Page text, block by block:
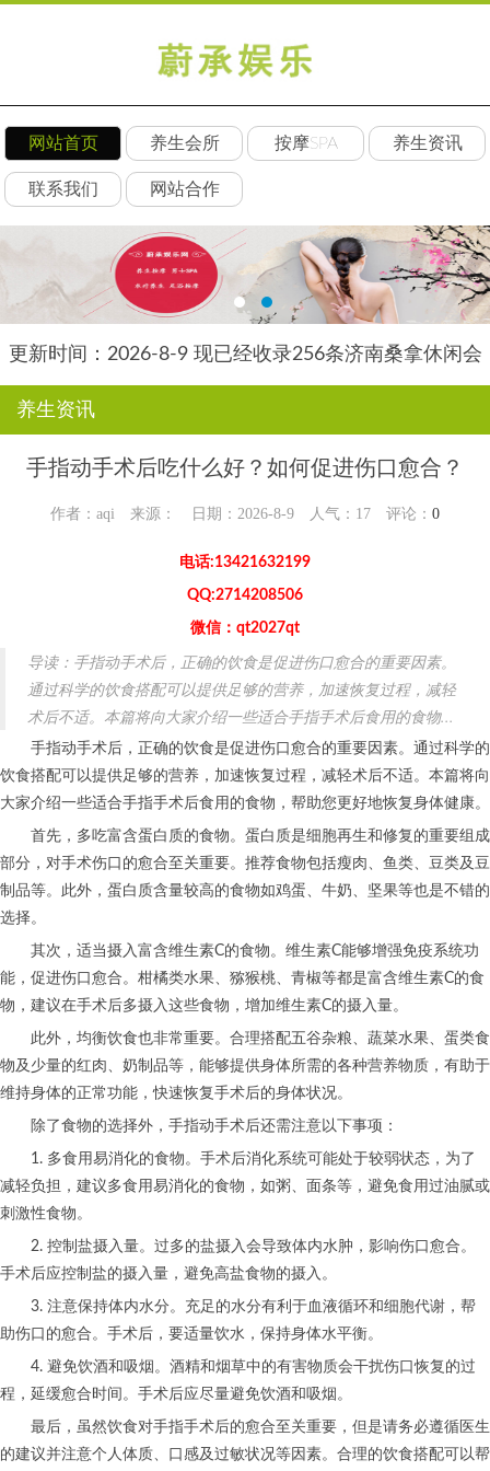
网站首页 养生会所 按摩SPA 养生资讯
联系我们 网站合作
更新时间：2026-8-9 现已经收录256条济南桑拿休闲会
养生资讯
手指动手术后吃什么好？如何促进伤口愈合？
作者：aqi 来源： 日期：2026-8-9 人气： 17 评论： 0
电话:13421632199
QQ:2714208506
微信：qt2027qt
导读：手指动手术后，正确的饮食是促进伤口愈合的重要因素。
通过科学的饮食搭配可以提供足够的营养，加速恢复过程，减轻
术后不适。本篇将向大家介绍一些适合手指手术后食用的食物...
手指动手术后，正确的饮食是促进伤口愈合的重要因素。通过科学的
饮食搭配可以提供足够的营养，加速恢复过程，减轻术后不适。本篇将向
大家介绍一些适合手指手术后食用的食物，帮助您更好地恢复身体健康。
首先，多吃富含蛋白质的食物。蛋白质是细胞再生和修复的重要组成
部分，对手术伤口的愈合至关重要。推荐食物包括瘦肉、鱼类、豆类及豆
制品等。此外，蛋白质含量较高的食物如鸡蛋、牛奶、坚果等也是不错的
选择。
其次，适当摄入富含维生素C的食物。维生素C能够增强免疫系统功
能，促进伤口愈合。柑橘类水果、猕猴桃、青椒等都是富含维生素C的食
物，建议在手术后多摄入这些食物，增加维生素C的摄入量。
此外，均衡饮食也非常重要。合理搭配五谷杂粮、蔬菜水果、蛋类食
物及少量的红肉、奶制品等，能够提供身体所需的各种营养物质，有助于
维持身体的正常功能，快速恢复手术后的身体状况。
除了食物的选择外，手指动手术后还需注意以下事项：
1. 多食用易消化的食物。手术后消化系统可能处于较弱状态，为了
减轻负担，建议多食用易消化的食物，如粥、面条等，避免食用过油腻或
刺激性食物。
2. 控制盐摄入量。过多的盐摄入会导致体内水肿，影响伤口愈合。
手术后应控制盐的摄入量，避免高盐食物的摄入。
3. 注意保持体内水分。充足的水分有利于血液循环和细胞代谢，帮
助伤口的愈合。手术后，要适量饮水，保持身体水平衡。
4. 避免饮酒和吸烟。酒精和烟草中的有害物质会干扰伤口恢复的过
程，延缓愈合时间。手术后应尽量避免饮酒和吸烟。
最后，虽然饮食对手指手术后的愈合至关重要，但是请务必遵循医生
的建议并注意个人体质、口感及过敏状况等因素。合理的饮食搭配可以帮